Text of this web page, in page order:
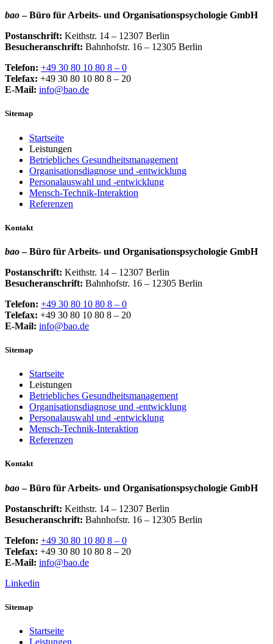
bao– Büro für Arbeits- und Organisationspsychologie GmbH
Postanschrift: Keithstr. 14 – 12307 Berlin
Besucheranschrift: Bahnhofstr. 16 – 12305 Berlin
Telefon: +49 30 80 10 80 8 – 0
Telefax: +49 30 80 10 80 8 – 20
E-Mail: info@bao.de
Sitemap
Startseite
Leistungen
Betriebliches Gesundheitsmanagement
Organisationsdiagnose und -entwicklung
Personalauswahl und -entwicklung
Mensch-Technik-Interaktion
Referenzen
Kontakt
bao– Büro für Arbeits- und Organisationspsychologie GmbH
Postanschrift: Keithstr. 14 – 12307 Berlin
Besucheranschrift: Bahnhofstr. 16 – 12305 Berlin
Telefon: +49 30 80 10 80 8 – 0
Telefax: +49 30 80 10 80 8 – 20
E-Mail: info@bao.de
Sitemap
Startseite
Leistungen
Betriebliches Gesundheitsmanagement
Organisationsdiagnose und -entwicklung
Personalauswahl und -entwicklung
Mensch-Technik-Interaktion
Referenzen
Kontakt
bao– Büro für Arbeits- und Organisationspsychologie GmbH
Postanschrift: Keithstr. 14 – 12307 Berlin
Besucheranschrift: Bahnhofstr. 16 – 12305 Berlin
Telefon: +49 30 80 10 80 8 – 0
Telefax: +49 30 80 10 80 8 – 20
E-Mail: info@bao.de
Linkedin
Sitemap
Startseite
Leistungen